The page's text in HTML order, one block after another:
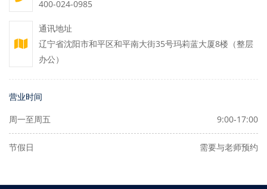
400-024-0985
通讯地址
辽宁省沈阳市和平区和平南大街35号玛莉蓝大厦8楼（整层
办公）
营业时间
周一至周五 9:00-17:00
节假日 需要与老师预约